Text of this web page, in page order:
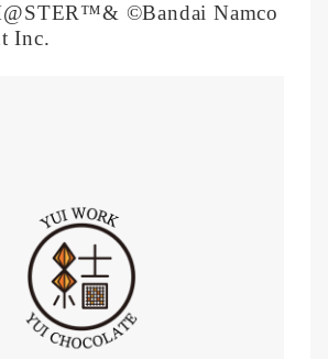
©Bandai Namco
Inc.